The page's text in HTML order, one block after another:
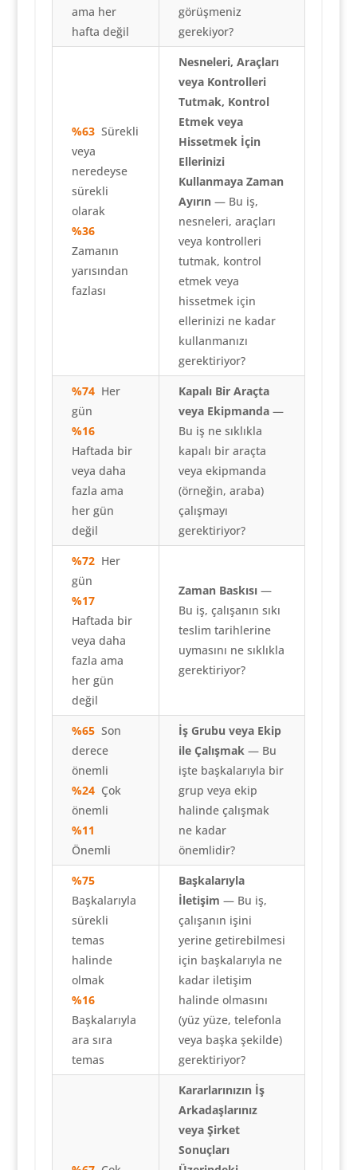
ama her
hafta değil
görüşmeniz
gerekiyor?
%63Sürekli
veya
neredeyse
sürekli
olarak
%36
Zamanın
yarısından
fazlası
Nesneleri, Araçları
veya Kontrolleri
Tutmak, Kontrol
Etmek veya
Hissetmek İçin
Ellerinizi
Kullanmaya Zaman
Ayırın— Bu iş,
nesneleri, araçları
veya kontrolleri
tutmak, kontrol
etmek veya
hissetmek için
ellerinizi ne kadar
kullanmanızı
gerektiriyor?
%74Her
gün
%16
Haftada bir
veya daha
fazla ama
her gün
değil
Kapalı Bir Araçta
veya Ekipmanda—
Bu iş ne sıklıkla
kapalı bir araçta
veya ekipmanda
(örneğin, araba)
çalışmayı
gerektiriyor?
%72Her
gün
%17
Haftada bir
veya daha
fazla ama
her gün
değil
Zaman Baskısı—
Bu iş, çalışanın sıkı
teslim tarihlerine
uymasını ne sıklıkla
gerektiriyor?
%65Son
derece
önemli
%24Çok
önemli
%11
Önemli
İş Grubu veya Ekip
ile Çalışmak— Bu
işte başkalarıyla bir
grup veya ekip
halinde çalışmak
ne kadar
önemlidir?
%75
Başkalarıyla
sürekli
temas
halinde
olmak
%16
Başkalarıyla
ara sıra
temas
Başkalarıyla
İletişim — Bu iş,
çalışanın işini
yerine getirebilmesi
için başkalarıyla ne
kadar iletişim
halinde olmasını
(yüz yüze, telefonla
veya başka şekilde)
gerektiriyor?
Kararlarınızın İş
Arkadaşlarınız
veya Şirket
Sonuçları